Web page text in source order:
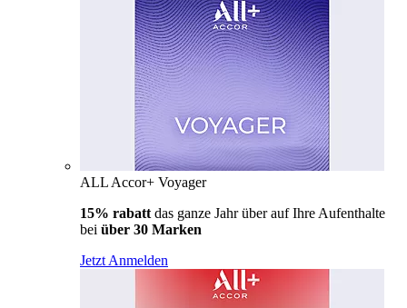
ALL Accor+ Voyager
15% rabatt das ganze Jahr über auf Ihre Aufenthalte
bei über 30 Marken
Jetzt Anmelden